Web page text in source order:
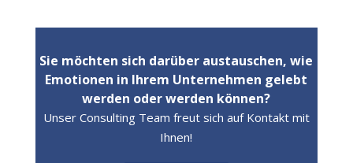
Sie möchten sich darüber austauschen, wie
Emotionen in Ihrem Unternehmen gelebt
werden oder werden können?
Unser Consulting Team freut sich auf Kontakt mit
Ihnen!